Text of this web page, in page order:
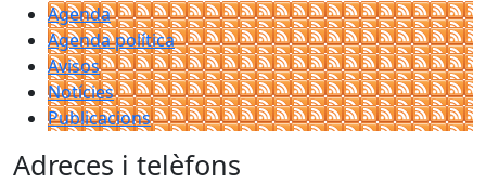
Agenda
Agenda política
Avisos
Notícies
Publicacions
Adreces i telèfons